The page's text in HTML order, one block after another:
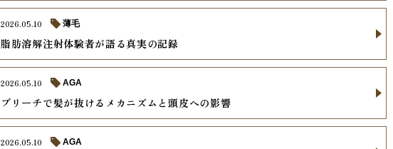
脂肪溶解注射体験者が語る真実の記録
2026.05.10 薄毛
ブリーチで髪が抜けるメカニズムと頭皮への影響
2026.05.10 AGA
2026.05.10 AGA